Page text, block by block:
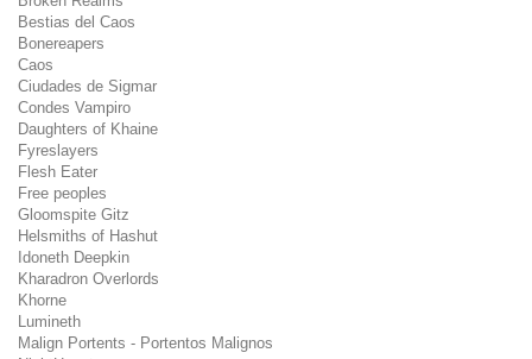
Bestias del Caos
Bonereapers
Caos
Ciudades de Sigmar
Condes Vampiro
Daughters of Khaine
Fyreslayers
Flesh Eater
Free peoples
Gloomspite Gitz
Helsmiths of Hashut
Idoneth Deepkin
Kharadron Overlords
Khorne
Lumineth
Malign Portents - Portentos Malignos